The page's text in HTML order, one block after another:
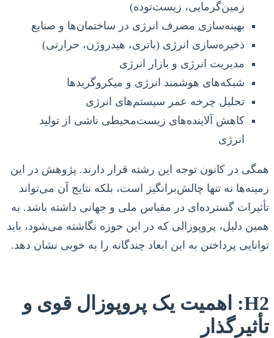
زمین‌گرمایی، زیست‌توده)
بهینه‌سازی مصرف انرژی در ساختمان‌ها و صنایع
ذخیره‌سازی انرژی (باتری، هیدروژن، حرارتی)
مدیریت انرژی و بازار انرژی
شبکه‌های هوشمند انرژی و میکروگریدها
تحلیل چرخه عمر سیستم‌های انرژی
کاهش آلاینده‌های زیست‌محیطی ناشی از تولید
انرژی
همگی در کانون توجه این رشته قرار دارند. پژوهش در این
زمینه‌ها نه تنها چالش‌برانگیز است، بلکه نتایج آن می‌تواند
تأثیرات گسترده‌ای در مقیاس ملی و جهانی داشته باشد. به
همین دلیل، پروپوزالی که در این حوزه نگاشته می‌شود، باید
توانایی پرداختن به این ابعاد چندگانه را به خوبی نشان دهد.
H2: اهمیت یک پروپوزال قوی و
تأثیرگذار